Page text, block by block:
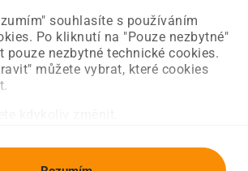
souhlasíte s používáním
Po kliknutí na "Pouze nezbytné"
pouze nezbytné technické cookies.
můžete vybrat, které cookies
stránku Úvodní strana